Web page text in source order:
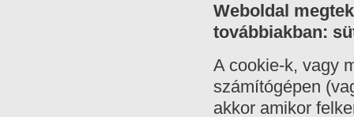
Weboldal
továbbiakban:
A cookie-k, vagy
számítógépen
akkor amikor